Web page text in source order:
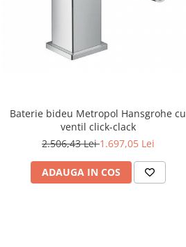
Baterie bideu Metropol Hansgrohe cu
ventil click-clack
2.506,43 Lei1.697,05 Lei
ADAUGA IN COS